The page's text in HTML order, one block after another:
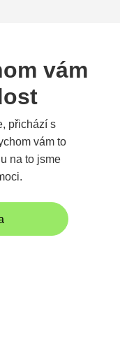
vám
přichází s
vám to
na to jsme